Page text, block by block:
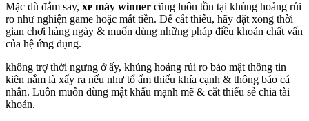
Mặc dù đắm say, xe máy winner cũng luôn tồn tại khủng hoảng rủi
ro như nghiện game hoặc mất tiền. Để cắt thiểu, hãy đặt xong thời
gian chơi hàng ngày & muốn dùng những pháp điều khoản chất vấn
của hệ ứng dụng.
không trợ thời ngưng ở ấy, khủng hoảng rủi ro bảo mật thông tin
kiên nắm là xẩy ra nếu như tổ ấm thiếu khía cạnh & thông báo cá
nhân. Luôn muốn dùng mật khẩu mạnh mẽ & cắt thiểu sẻ chia tài
khoản.